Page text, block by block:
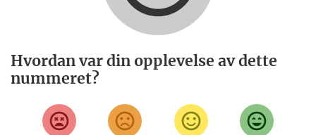
Hvordan var din opplevelse av dette
nummeret?